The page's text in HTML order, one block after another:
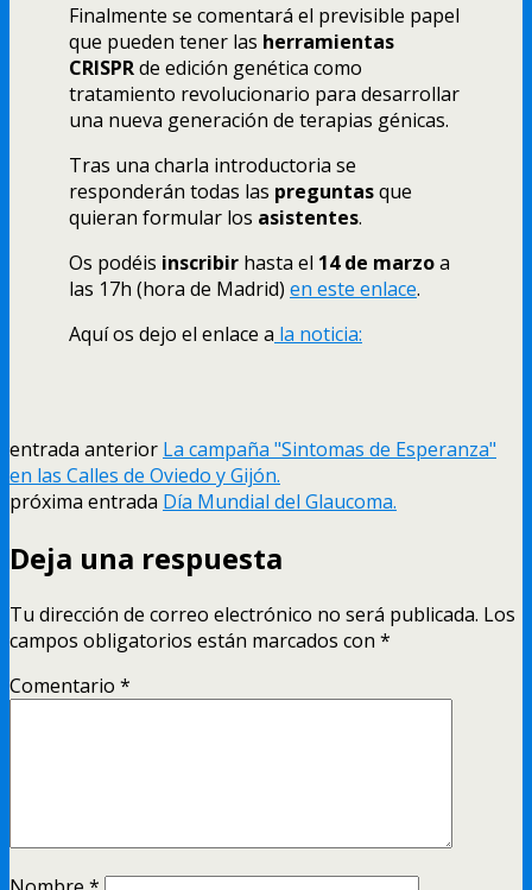
Finalmente se comentará el previsible papel
que pueden tener las herramientas
CRISPRde edición genética como
tratamiento revolucionario para desarrollar
una nueva generación de terapias génicas.
Tras una charla introductoria se
responderán todas las preguntasque
quieran formular los asistentes.
Os podéis inscribir hasta el 14 de marzoa
las 17h (hora de Madrid) en este enlace.
Aquí os dejo el enlace a la noticia:
entrada anterior La campaña "Sintomas de Esperanza"
en las Calles de Oviedo y Gijón.
próxima entrada Día Mundial del Glaucoma.
Deja una respuesta
Tu dirección de correo electrónico no será publicada. Los
campos obligatorios están marcados con *
Comentario *